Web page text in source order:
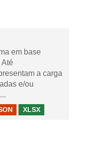
em base
Até
a carga
e/ou
XLSX